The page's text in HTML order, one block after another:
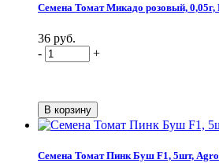
Семена Томат Микадо розовый,
36 руб.
-
+
Семена Томат Пинк Буш F1, 5шт,